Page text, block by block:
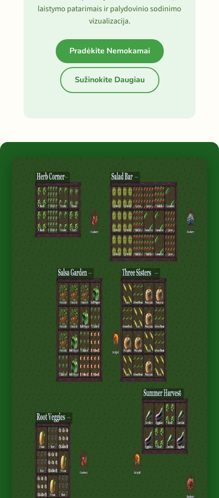
laistymo patarimais ir palydovinio sodinimo
vizualizacija.
Pradėkite Nemokamai
Sužinokite Daugiau